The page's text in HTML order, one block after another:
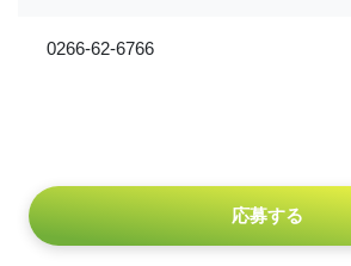
0266-62-6766
応募する